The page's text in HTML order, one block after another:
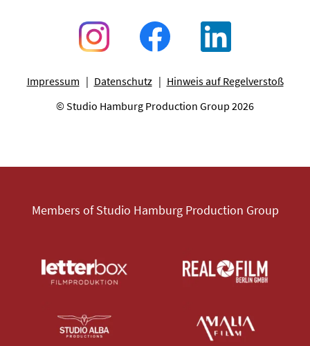
Impressum Datenschutz
Hinweis auf Regelverstoß
© Studio Hamburg Production Group 2026
Members of Studio Hamburg Production Group